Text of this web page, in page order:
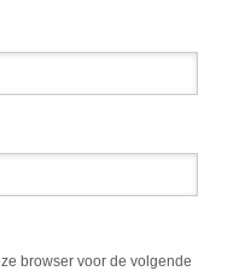
browser voor de volgende